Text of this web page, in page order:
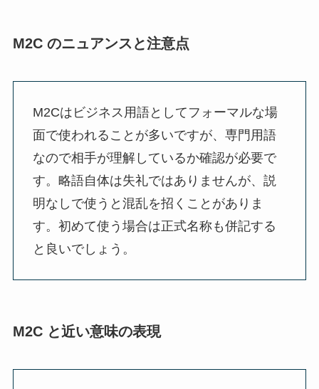
M2C のニュアンスと注意点
M2Cはビジネス用語としてフォーマルな場
面で使われることが多いですが、専門用語
なので相手が理解しているか確認が必要で
す。略語自体は失礼ではありませんが、説
明なしで使うと混乱を招くことがありま
す。初めて使う場合は正式名称も併記する
と良いでしょう。
M2C と近い意味の表現